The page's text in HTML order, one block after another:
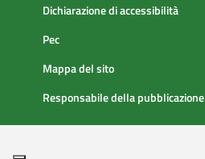
Dichiarazione di accessibilità
Pec
Mappa del sito
Responsabile della pubblicazione